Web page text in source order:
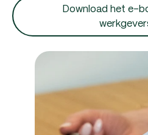
Download het e-